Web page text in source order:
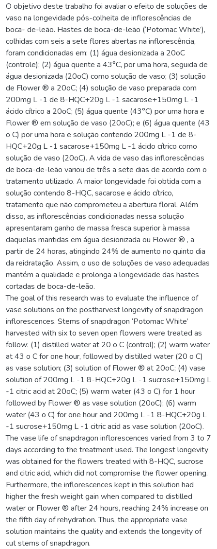
O objetivo deste trabalho foi avaliar o efeito de soluções de
vaso na longevidade pós-colheita de inflorescências de
boca- de-leão. Hastes de boca-de-leão (‘Potomac White’),
colhidas com seis a sete flores abertas na inflorescência,
foram condicionadas em: (1) água desionizada a 20oC
(controle); (2) água quente a 43°C, por uma hora, seguida de
água desionizada (20oC) como solução de vaso; (3) solução
de Flower ® a 20oC; (4) solução de vaso preparada com
200mg L -1 de 8-HQC+20g L -1 sacarose+150mg L -1
ácido cítrico a 20oC; (5) água quente (43°C) por uma hora e
Flower ® em solução de vaso (20oC); e (6) água quente (43
o C) por uma hora e solução contendo 200mg L -1 de 8-
HQC+20g L -1 sacarose+150mg L -1 ácido cítrico como
solução de vaso (20oC). A vida de vaso das inflorescências
de boca-de-leão variou de três a sete dias de acordo com o
tratamento utilizado. A maior longevidade foi obtida com a
solução contendo 8-HQC, sacarose e ácido cítrico,
tratamento que não comprometeu a abertura floral. Além
disso, as inflorescências condicionadas nessa solução
apresentaram ganho de massa fresca superior à massa
daquelas mantidas em água desionizada ou Flower ® , a
partir de 24 horas, atingindo 24% de aumento no quinto dia
da reidratação. Assim, o uso de soluções de vaso adequadas
mantém a qualidade e prolonga a longevidade das hastes
cortadas de boca-de-leão.
The goal of this research was to evaluate the influence of
vase solutions on the postharvest longevity of snapdragon
inflorescences. Stems of snapdragon ‘Potomac White’
harvested with six to seven open flowers were treated as
follow: (1) distilled water at 20 o C (control); (2) warm water
at 43 o C for one hour, followed by distilled water (20 o C)
as vase solution; (3) solution of Flower ® at 20oC; (4) vase
solution of 200mg L -1 8-HQC+20g L -1 sucrose+150mg L
-1 citric acid at 20oC; (5) warm water (43 o C) for 1 hour
followed by Flower ® as vase solution (20oC); (6) warm
water (43 o C) for one hour and 200mg L -1 8-HQC+20g L
-1 sucrose+150mg L -1 citric acid as vase solution (20oC).
The vase life of snapdragon inflorescences varied from 3 to 7
days according to the treatment used. The longest longevity
was obtained for the flowers treated with 8-HQC, sucrose
and citric acid, which did not compromise the flower opening.
Furthermore, the inflorescences kept in this solution had
higher the fresh weight gain when compared to distilled
water or Flower ® after 24 hours, reaching 24% increase on
the fifth day of rehydration. Thus, the appropriate vase
solution maintains the quality and extends the longevity of
cut stems of snapdragon.